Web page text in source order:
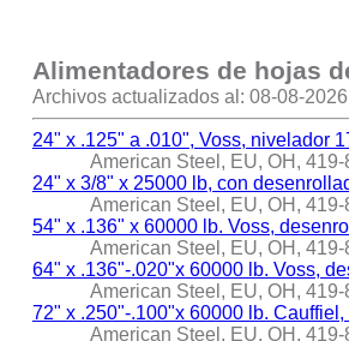
Alimentadores de hojas
Archivos actualizados al: 08-08-
24" x .125" a .010", Voss, nivelador
American Steel, EU, OH,
24" x 3/8" x 25000 lb, con
American Steel, EU, OH,
54" x .136" x 60000 lb. Voss,
American Steel, EU, OH,
64" x .136"-.020"x 60000 lb. Voss,
American Steel, EU, OH,
72" x .250"-.100"x 60000 lb.
American Steel, EU, OH,